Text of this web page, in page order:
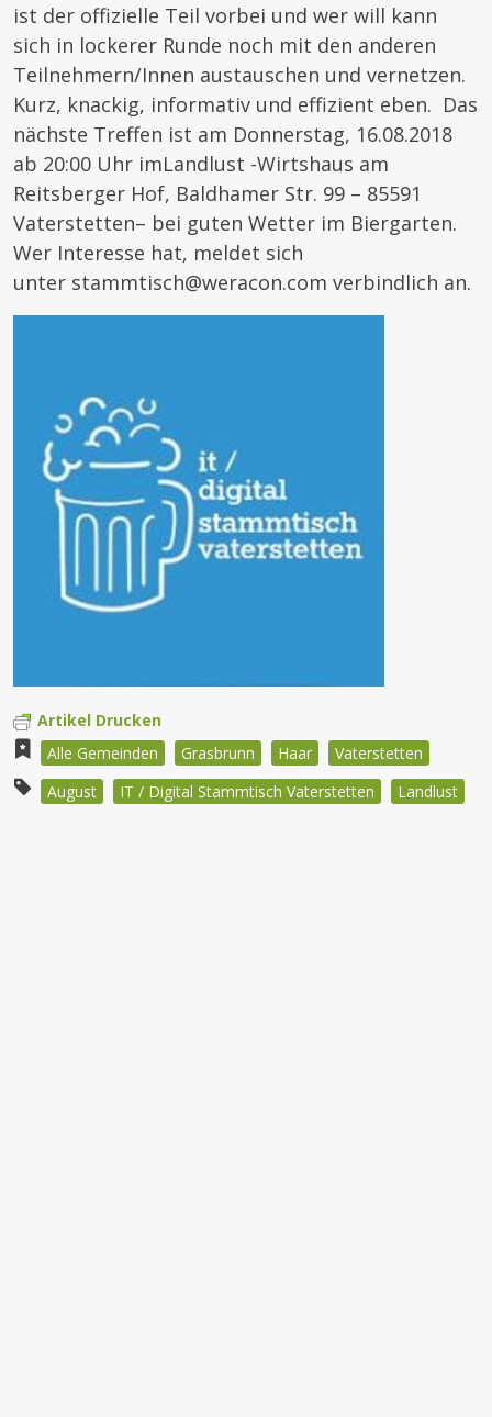
ist der offizielle Teil vorbei und wer will kann
sich in lockerer Runde noch mit den anderen
Teilnehmern/Innen austauschen und vernetzen.
Kurz, knackig, informativ und effizient eben. Das
nächste Treffen ist am Donnerstag, 16.08.2018
ab 20:00 Uhr imLandlust -Wirtshaus am
Reitsberger Hof, Baldhamer Str. 99 – 85591
Vaterstetten– bei guten Wetter im Biergarten.
Wer Interesse hat, meldet sich
unter stammtisch@weracon.com verbindlich an.
Artikel Drucken
Alle Gemeinden
Grasbrunn Haar
Vaterstetten
August
IT / Digital Stammtisch Vaterstetten Landlust